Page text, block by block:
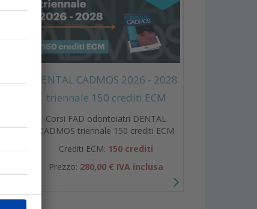
DENTAL CADMOS 2026 - 2028
triennale 150 crediti ECM
Corsi FAD odontoiatri DENTAL
CADMOS triennale 150 crediti ECM
Crediti ECM: 150 crediti
Prezzo: 280,00 € IVA inclusa